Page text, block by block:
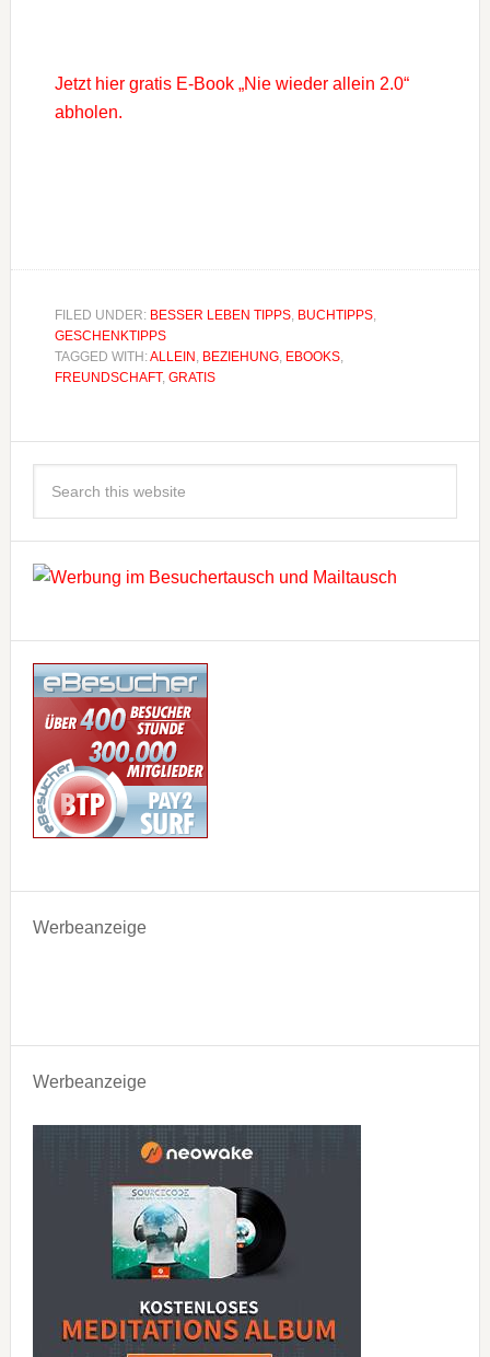
Jetzt hier gratis E-Book „Nie wieder allein 2.0“
abholen.
FILED UNDER: BESSER LEBEN TIPPS, BUCHTIPPS,
GESCHENKTIPPS
TAGGED WITH:ALLEIN , BEZIEHUNG, EBOOKS,
FREUNDSCHAFT, GRATIS
Werbeanzeige
Werbeanzeige